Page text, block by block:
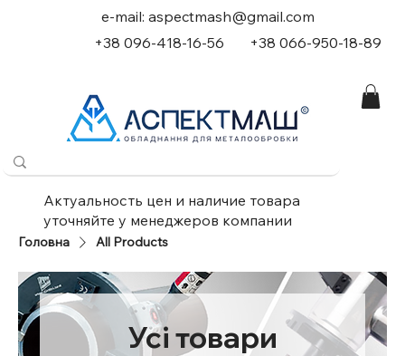
e-mail: aspectmash@gmail.com
+38 096-418-16-56 +38 066-950-18-89
Актуальность цен и наличие товара
уточняйте у менеджеров компании
Головна All Products
Усі товари